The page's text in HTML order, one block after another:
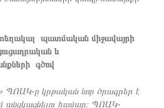
պատմական միջավայրի
և
գծով
ՊՈԱԿ-ը կրթական նոր ծրագրեր է
անցկացնելու համար։ ՊՈԱԿ-